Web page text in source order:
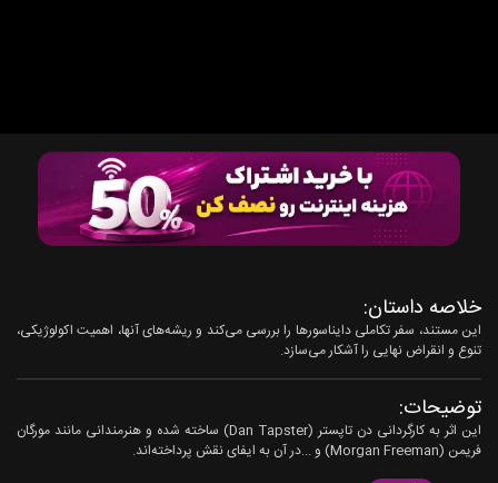
خلاصه داستان:
این مستند، سفر تکاملی دایناسورها را بررسی می‌کند و ریشه‌های آنها، اهمیت اکولوژیکی،
تنوع و انقراض نهایی را آشکار می‌سازد.
توضیحات:
این اثر به کارگردانی دن تاپستر (Dan Tapster) ساخته شده و هنرمندانی مانند مورگان
فریمن (Morgan Freeman) و ...در آن به ایفای نقش پرداخته‌اند.